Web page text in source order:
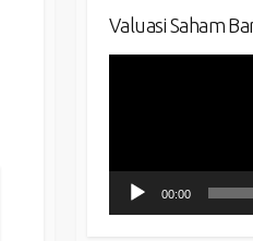
Valuasi Saham
00:00